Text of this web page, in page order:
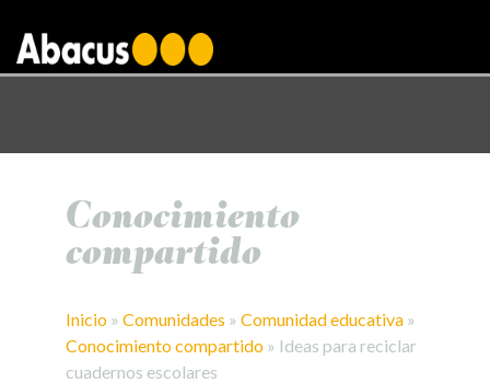
Conocimiento
compartido
Inicio » Comunidades » Comunidad educativa »
Conocimiento compartido » Ideas para reciclar
cuadernos escolares